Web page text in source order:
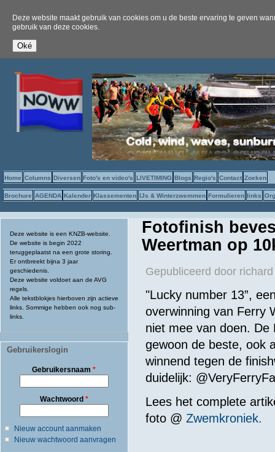
Deze website maakt gebruik van cookies om u de beste ervaring te geven
gebruik van deze cookies.
Home Columns Diversen Foto's en video's LIVETIMING Blogs Regio's Contact Zoeken
Brochure AGENDA Kalender Klassementen IJs & Winterzwemmen Formulieren links
Deze website is een KNZB-website.
De website is begin 2022
teruggeplaatst na een grote storing.
Er ontbreekt bijna 3 jaar
geschiedenis.
Deze website voldoet aan de AVG
regels.
Alle tekstblokjes hierboven zijn actieve
links. Sommige hebben ook nog sub-
links.
Gebruikerslogin
Gebruikersnaam*
Wachtwoord *
Nieuw account aanmaken
Nieuw wachtwoord aanvragen
Fotofinish
Weertman op
Gepubliceerd door
"Lucky number 13”,
overwinning van Ferry
niet mee van doen. De
gewoon de beste, ook
winnend tegen de
duidelijk:
Lees het complete
foto @ Zwemkroniek.